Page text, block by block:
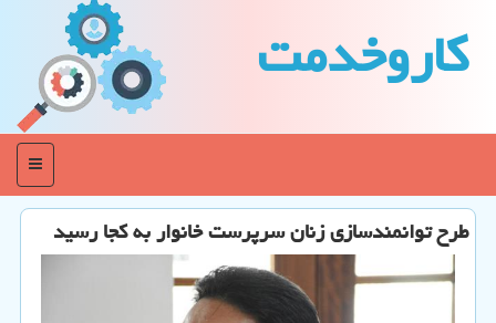
كاروخدمت
منو
طرح توانمندسازی زنان سرپرست خانوار به كجا رسید